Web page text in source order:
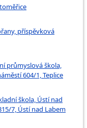
příspěvková
průmyslová škola,
604/1, Teplice
škola, Ústí nad
7, Ústí nad Labem